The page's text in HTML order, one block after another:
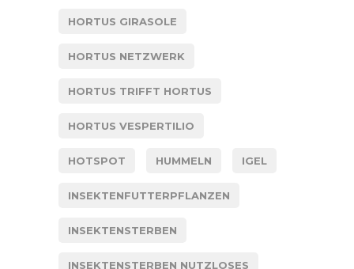
HORTUS GIRASOLE
HORTUS NETZWERK
HORTUS TRIFFT HORTUS
HORTUS VESPERTILIO
HOTSPOT HUMMELN IGEL
INSEKTENFUTTERPFLANZEN
INSEKTENSTERBEN
INSEKTENSTERBEN NUTZLOSES